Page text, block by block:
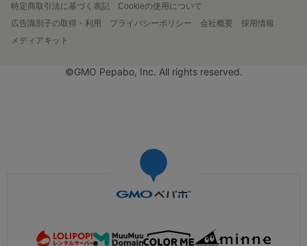
特定商取引法に基づく表記
Cookieの使用について
広告識別子の取得・利用
プライバシーポリシー 会社概要
採用情報
メディアキット
©GMO Pepabo, Inc. All rights reserved.